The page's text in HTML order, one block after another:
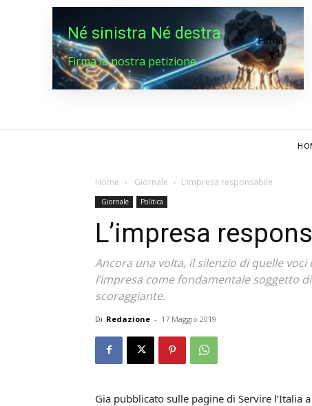
Né sinistra Né destra
Firma la nostra petizione
Firma
Home Giornale L’impresa responsabile
Giornale Politica
L’impresa
Ancora una volta, il silenzio di quelle
l’impresa come fondamentale soggetto
scoraggiante.
Di Redazione - 17 Maggio 2019
Gia pubblicato sulle pagine di Servire l’Italia